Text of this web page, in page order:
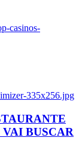
casinos-
335x256.jpg
BUSCAR